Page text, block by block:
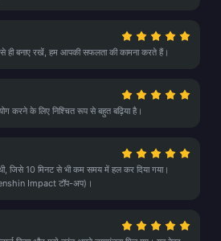
ही बनाए रखें, हम आपकी सफलता की कामना करते हैं।
करने के लिए निश्चित रूप से बहुत बढ़िया है।
जिसे 10 मिनट से भी कम समय में हल कर दिया गया।
Impact टॉप-अप)।